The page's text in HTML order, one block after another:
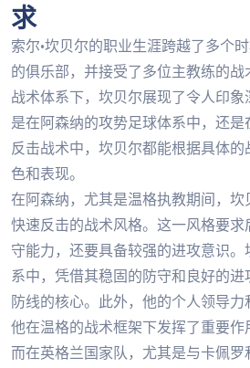
求
索尔·坎贝尔的职业生涯跨越了多个
的俱乐部，并接受了多位主教练的
战术体系下，坎贝尔展现了令人印
是在阿森纳的攻势足球体系中，还
反击战术中，坎贝尔都能根据具体的
色和表现。
在阿森纳，尤其是温格执教期间，
快速反击的战术风格。这一风格要
守能力，还要具备较强的进攻意识
系中，凭借其稳固的防守和良好的
防线的核心。此外，他的个人领导
他在温格的战术框架下发挥了重要作
而在英格兰国家队，尤其是与卡佩